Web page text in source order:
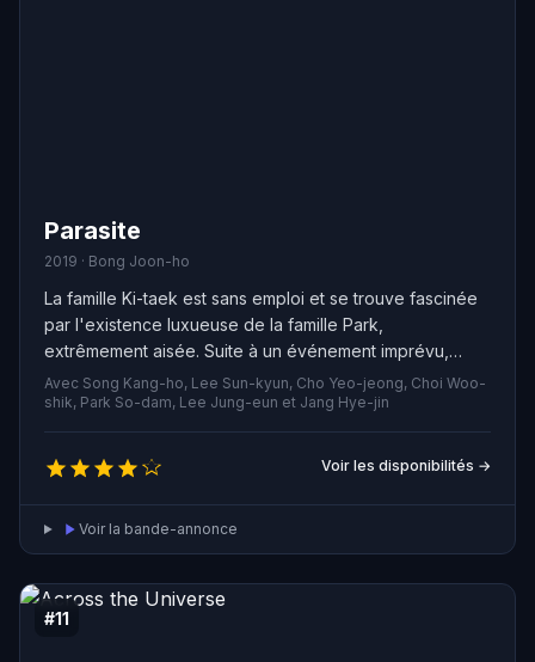
Parasite
2019 · Bong Joon-ho
La famille Ki-taek est sans emploi et se trouve fascinée
par l'existence luxueuse de la famille Park,
extrêmement aisée. Suite à un événement imprévu,
leurs destins se trouvent entrelacés dans une affaire
insolite, dont aucune des deux familles n'a
connaissance.
Avec Song Kang-ho, Lee Sun-kyun, Cho Yeo-jeong, Choi Woo-
shik, Park So-dam, Lee Jung-eun et Jang Hye-jin
Voir les disponibilités →
Voir la bande-annonce
#11